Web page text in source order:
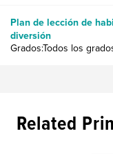
Plan de lección de
diversión
Grados:Todos los
Related